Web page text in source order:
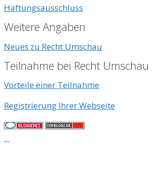
Haftungsausschluss
Weitere Angaben
Neues zu Recht Umschau
Teilnahme bei Recht Umschau
Vorteile einer Teilnahme
Registrierung Ihrer Webseite